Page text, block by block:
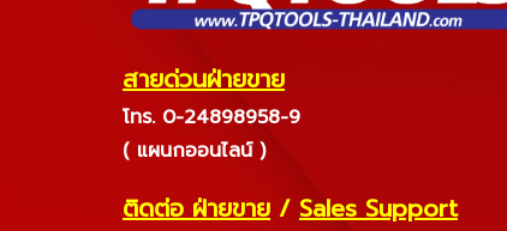
สายด่วนฝ่ายขาย
โทร. 0-24898958-9
( แผนกออนไลน์ )
ติดต่อ ฝ่ายขาย / Sales Support